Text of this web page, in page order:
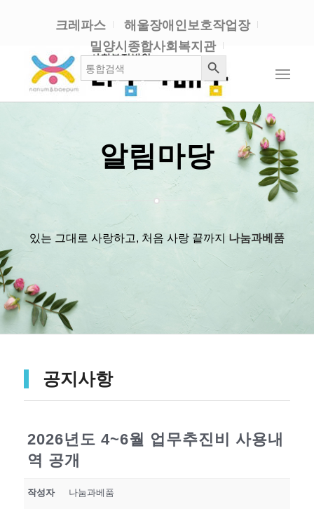
크레파스
해울장애인보호작업장
밀양시종합사회복지관
검 검색 버튼
알림마당
있는 그대로 사랑하고, 처음 사랑 끝까지 나눔과베품
공지사항
2026년도 4~6월 업무추진비 사용내
역 공개
작성자 나눔과베품